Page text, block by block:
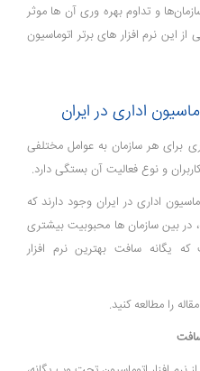
و تداوم بهره وری آن ها موثر
این نرم ‌افزار های برتر اتوماسیون
اداری در ایران
برای هر سازمان به عوامل مختلفی
و نوع فعالیت آن بستگی دارد.
اداری در ایران وجود دارند که
در بین سازمان ها محبوبیت بیشتری
یگانه سافت بهترین نرم افزار
را مطالعه کنید.